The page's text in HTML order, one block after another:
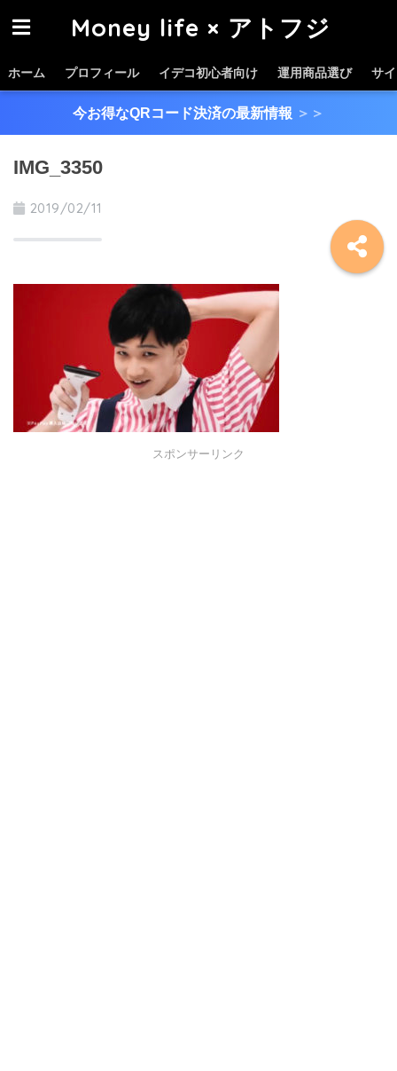
Money life × アトフジ
ホーム プロフィール イデコ初心者向け 運用商品選び サ
今お得なQRコード決済の最新情報 ＞＞
IMG_3350
2019/02/11
スポンサーリンク